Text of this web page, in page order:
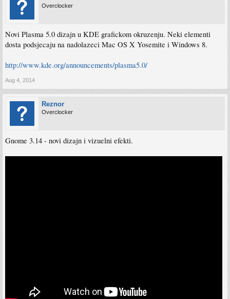
Overclocker
Novi Plasma 5.0 dizajn u KDE grafickom okruzenju. Neki elementi
dosta podsjecaju na nadolazeci Mac OS X Yosemite i Windows 8.
http://www.kde.org/announcements/plasma5.0/
Aug 4, 2014
Reznor
Overclocker
Gnome 3.14 - novi dizajn i vizuelni efekti.